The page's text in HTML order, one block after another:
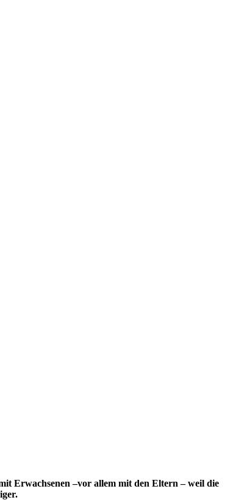
Erwachsenen –vor allem mit den Eltern – weil die